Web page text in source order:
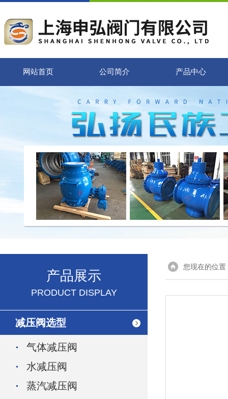
网站首页 公司简介 产品中心
产品展示
PRODUCT DISPLAY
减压阀选型
气体减压阀
水减压阀
蒸汽减压阀
您现在的位置